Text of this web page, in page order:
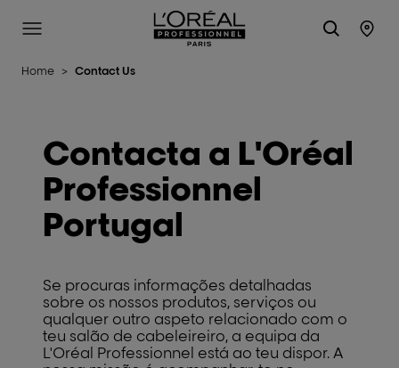
L'Oréal Professionnel Paris
Site Menu
Home > Contact Us
Contacta a L'Oréal
Professionnel
Portugal
Se procuras informações detalhadas
sobre os nossos produtos, serviços ou
qualquer outro aspeto relacionado com o
teu salão de cabeleireiro, a equipa da
L'Oréal Professionnel está ao teu dispor. A